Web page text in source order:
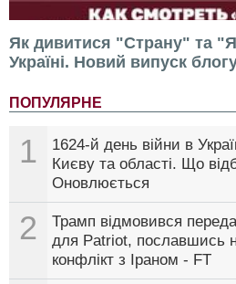
Як дивитися "Страну" та
Україні. Новий випуск
ПОПУЛЯРНЕ
1
1624-й день війни в
Києву та області. Що
Оновлюється
2
Трамп відмовився
для Patriot, пославшись
конфлікт з Іраном - FT